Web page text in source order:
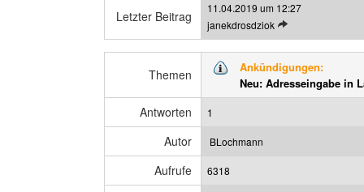
r
a
g
n
z
Letzter Beitrag
11.04.2019 um 12:27
janekdrosdziok L
e
t
z
t
Themen
Ankündigungen:
Neu: Adresseingabe in
Antworten 1
Autor BLochmann
Aufrufe 6318